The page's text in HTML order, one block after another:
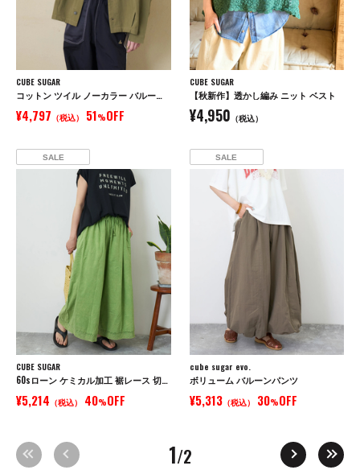
CUBE SUGAR
コットン ツイル ノーカラー バルーン ジャケット
¥4,797 （税込） 51%OFF
CUBE SUGAR
【秋新作】透かし編み ニット ベスト
¥4,950 （税込）
SALE
CUBE SUGAR
60sローン ケミカル加工 裾レース 切替 ギャザー パンツ
¥5,214 （税込） 40%OFF
SALE
cube sugar evo.
ボリューム バルーンパンツ
¥5,313（税込） 30%OFF
1/2